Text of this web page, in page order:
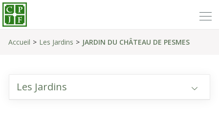
Accueil Les Jardins JARDIN DU CHÂTEAU DE PESMES
Les Jardins